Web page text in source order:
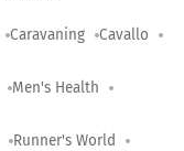
Caravaning Cavallo
Men's Health
Runner's World